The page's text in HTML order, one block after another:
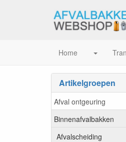
Home
Artikelgroepen
Afval ontgeuring
Binnenafvalbakken
Afvalscheiding